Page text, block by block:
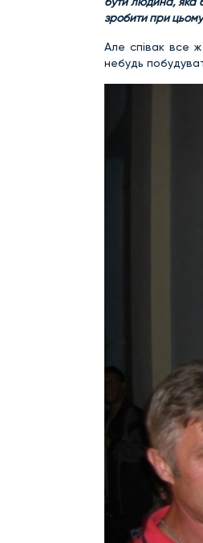
зробити при
Але співак все
небудь